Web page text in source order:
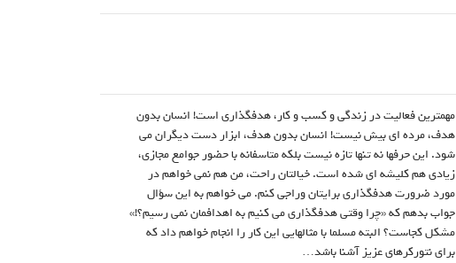
مهمترین فعالیت در زندگی و کسب و کار، هدفگذاری است! انسان بدون
هدف، مرده ای بیش نیست! انسان بدون هدف، ابزار دست دیگران می
شود. این حرفها نه تنها تازه نیست بلکه متاسفانه با حضور جوامع مجازی،
زیادی هم کلیشه ای شده است. خیالتان راحت، من هم نمی خواهم در
مورد ضرورت هدفگذاری برایتان وراجی کنم. می خواهم به این سؤال
جواب بدهم که «چرا وقتی هدفگذاری می کنیم به اهدافمان نمی رسیم؟!»
مشکل کجاست؟ البته مسلما با مثالهایی این کار را انجام خواهم داد که
برای نتورکرهای عزیز آشنا باشد…